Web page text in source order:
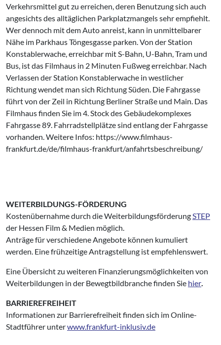
Verkehrsmittel gut zu erreichen, deren Benutzung sich auch
angesichts des alltäglichen Parkplatzmangels sehr empfiehlt.
Wer dennoch mit dem Auto anreist, kann in unmittelbarer
Nähe im Parkhaus Töngesgasse parken. Von der Station
Konstablerwache, erreichbar mit S-Bahn, U-Bahn, Tram und
Bus, ist das Filmhaus in 2 Minuten Fußweg erreichbar. Nach
Verlassen der Station Konstablerwache in westlicher
Richtung wendet man sich Richtung Süden. Die Fahrgasse
führt von der Zeil in Richtung Berliner Straße und Main. Das
Filmhaus finden Sie im 4. Stock des Gebäudekomplexes
Fahrgasse 89. Fahrradstellplätze sind entlang der Fahrgasse
vorhanden. Weitere Infos: https://www.filmhaus-
frankfurt.de/de/filmhaus-frankfurt/anfahrtsbeschreibung/
WEITERBILDUNGS-FÖRDERUNG
Kostenübernahme durch die WeiterbildungsförderungSTEP
der Hessen Film & Medien möglich.
Anträge für verschiedene Angebote können kumuliert
werden. Eine frühzeitige Antragstellung ist empfehlenswert.
Eine Übersicht zu weiteren Finanzierungsmöglichkeiten von
Weiterbildungen in der Bewegtbildbranche finden Sie hier.
BARRIEREFREIHEIT
Informationen zur Barrierefreiheit finden sich im Online-
Stadtführer unterwww.frankfurt-inklusiv.de